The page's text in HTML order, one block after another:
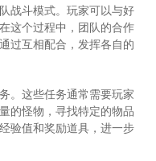
战斗模式。玩家可以与好
这个过程中，团队的合作
过互相配合，发挥各自的
。这些任务通常需要玩家
的怪物，寻找特定的物品
验值和奖励道具，进一步